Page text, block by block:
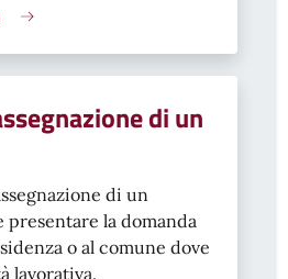
di un
di un
presentare la domanda
o al comune dove
lavorativa.